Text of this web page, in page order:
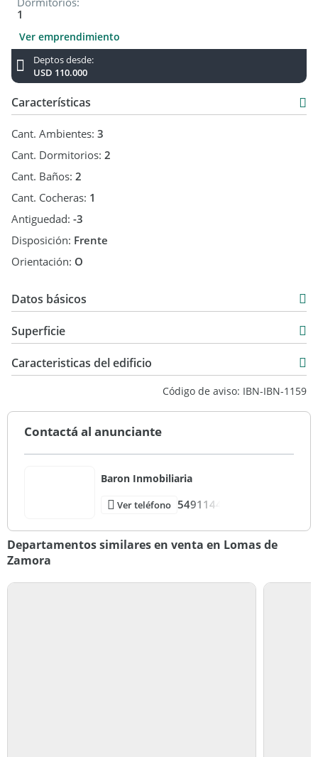
1
Ver emprendimiento
Deptos desde:
USD 110.000
Características
Cant. Ambientes: 3
Cant. Dormitorios: 2
Cant. Baños: 2
Cant. Cocheras: 1
Antiguedad: -3
Disposición: Frente
Orientación: O
Datos básicos
USD 220.000
Superficie
88 m2
Caracteristicas del edificio
Código de aviso: IBN-IBN-1159
Contactá al anunciante
Baron Inmobiliaria
Ver teléfono 5491144
Departamentos similares en venta en Lomas de
Zamora